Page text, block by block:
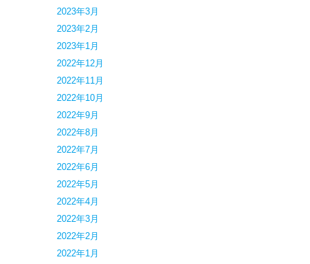
2023年3月
2023年2月
2023年1月
2022年12月
2022年11月
2022年10月
2022年9月
2022年8月
2022年7月
2022年6月
2022年5月
2022年4月
2022年3月
2022年2月
2022年1月